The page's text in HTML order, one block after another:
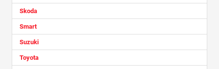
Skoda
Smart
Suzuki
Toyota